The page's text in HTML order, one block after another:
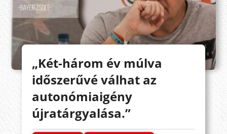
„Két-három év múlva
időszerűvé válhat az
autonómiaigény
újratárgyalása.”